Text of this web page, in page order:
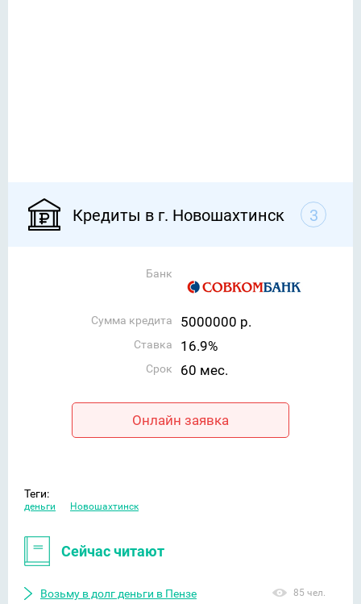
Кредиты в г. Новошахтинск 3
Банк
Сумма кредита 5000000 р.
Ставка 16.9%
Срок 60 мес.
Онлайн заявка
Теги:
деньги Новошахтинск
Сейчас читают
Возьму в долг деньги в Пензе 85 чел.